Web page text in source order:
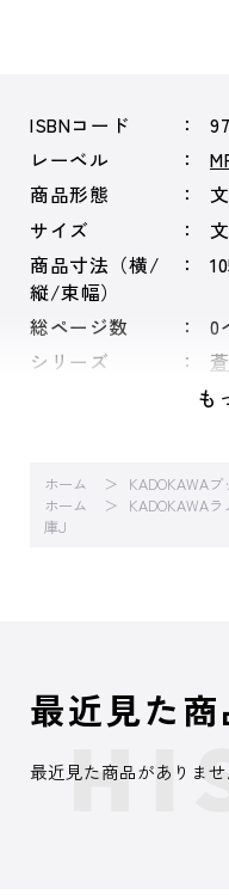
ISBNコード
レーベル
商品形態
サイズ
商品寸法（横/
縦/束幅）
総ページ数
0
シリーズ
も
ホーム KADOKAWAブ
ホーム
KADOKAWA
庫J
最近見た商
最近見た商品がありませ